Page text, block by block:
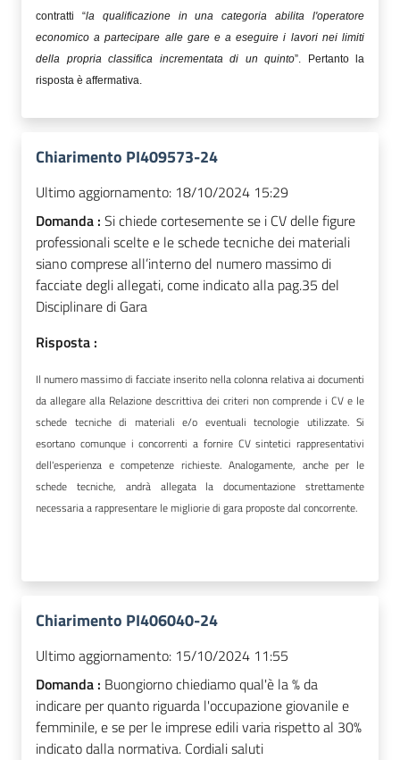
contratti “la qualificazione in una categoria abilita l'operatore
economico a partecipare alle gare e a eseguire i lavori nei limiti
della propria classifica incrementata di un quinto”. Pertanto la
risposta è affermativa.
Chiarimento PI409573-24
Ultimo aggiornamento: 18/10/2024 15:29
Domanda : Si chiede cortesemente se i CV delle figure
professionali scelte e le schede tecniche dei materiali
siano comprese all’interno del numero massimo di
facciate degli allegati, come indicato alla pag.35 del
Disciplinare di Gara
Risposta :
Il numero massimo di facciate inserito nella colonna relativa ai documenti
da allegare alla Relazione descrittiva dei criteri non comprende i CV e le
schede tecniche di materiali e/o eventuali tecnologie utilizzate. Si
esortano comunque i concorrenti a fornire CV sintetici rappresentativi
dell'esperienza e competenze richieste. Analogamente, anche per le
schede tecniche, andrà allegata la documentazione strettamente
necessaria a rappresentare le migliorie di gara proposte dal concorrente.
Chiarimento PI406040-24
Ultimo aggiornamento: 15/10/2024 11:55
Domanda : Buongiorno chiediamo qual'è la % da
indicare per quanto riguarda l'occupazione giovanile e
femminile, e se per le imprese edili varia rispetto al 30%
indicato dalla normativa. Cordiali saluti